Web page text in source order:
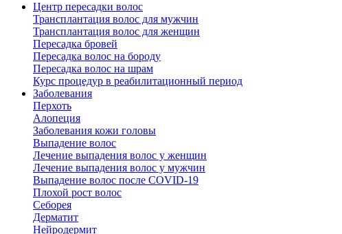
Центр пересадки волос
Трансплантация волос для мужчин
Трансплантация волос для женщин
Пересадка бровей
Пересадка волос на бороду
Пересадка волос на шрам
Курс процедур в реабилитационный период
Заболевания
Перхоть
Алопеция
Заболевания кожи головы
Выпадение волос
Лечение выпадения волос у женщин
Лечение выпадения волос у мужчин
Выпадение волос после COVID-19
Плохой рост волос
Cеборея
Дерматит
Нейродермит